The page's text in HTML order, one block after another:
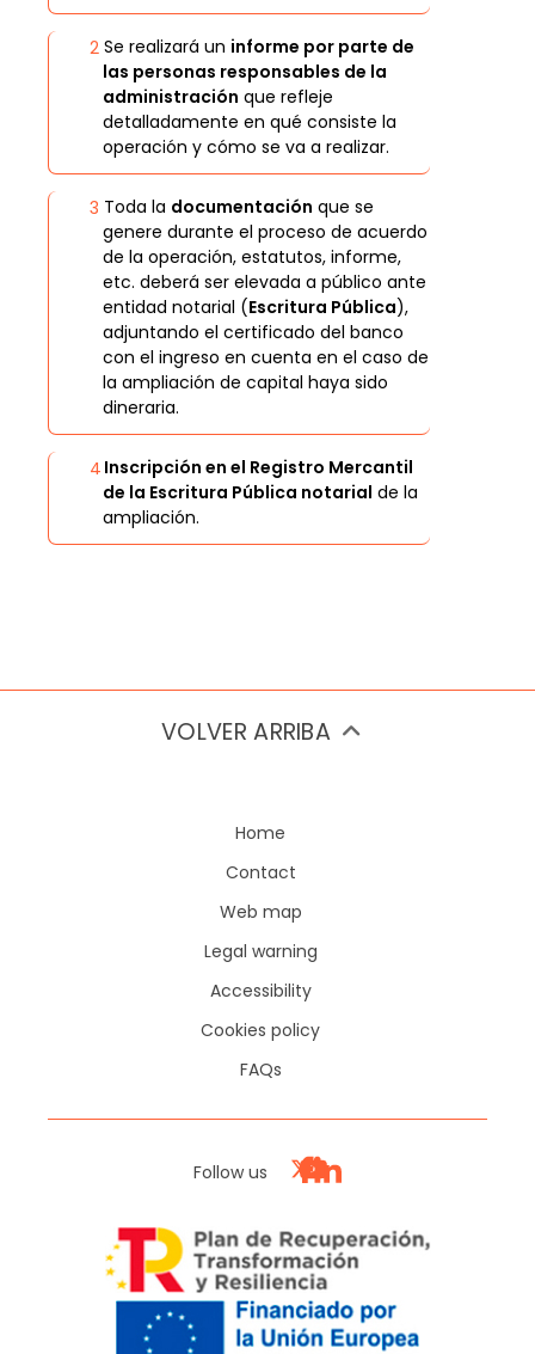
Se realizará un informe por parte de
las personas responsables de la
administración que refleje
detalladamente en qué consiste la
operación y cómo se va a realizar.
Toda la documentación que se
genere durante el proceso de acuerdo
de la operación, estatutos, informe,
etc. deberá ser elevada a público ante
entidad notarial (Escritura Pública),
adjuntando el certificado del banco
con el ingreso en cuenta en el caso de
la ampliación de capital haya sido
dineraria.
Inscripción en el Registro Mercantil
de la Escritura Pública notarial de la
ampliación.
VOLVER ARRIBA
Home
Contact
Web map
Legal warning
Accessibility
Cookies policy
FAQs
Follow us